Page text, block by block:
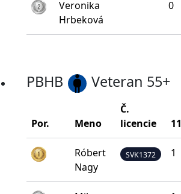
Veronika
Hrbeková
0
PBHB Veteran 55+
Por. Meno
Č.
licencie
11
Róbert
Nagy
SVK1372 1